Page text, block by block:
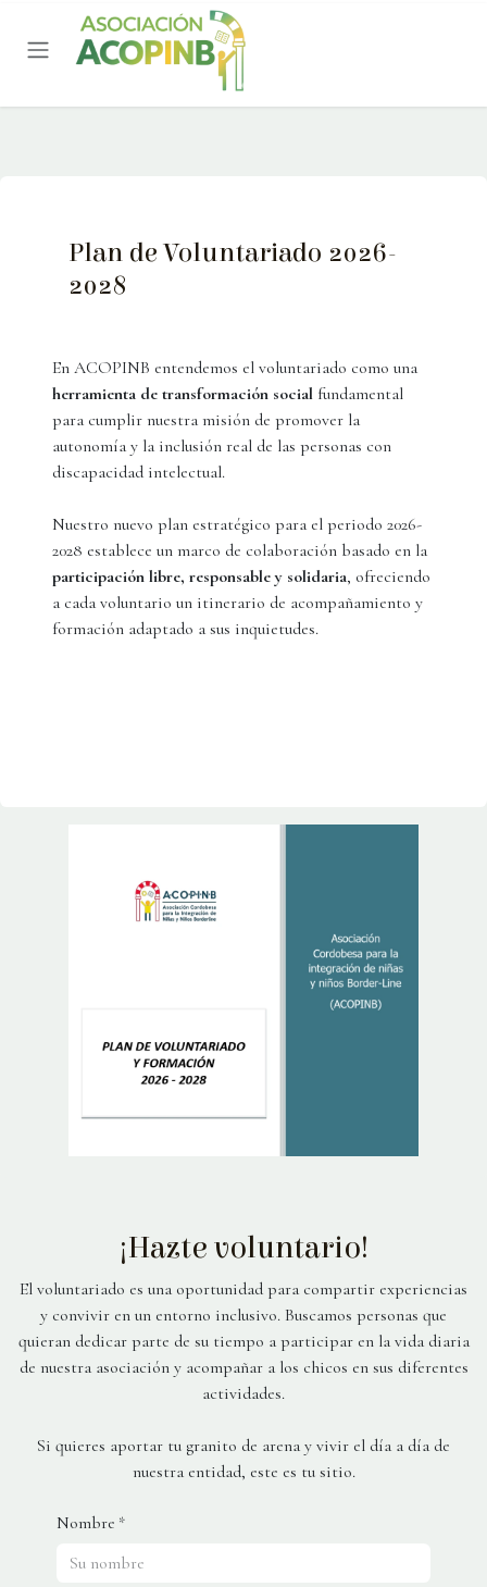
Ir al contenido
Plan de Voluntariado 2026-
2028
En ACOPINB entendemos el voluntariado como una
herramienta de transformación social fundamental
para cumplir nuestra misión de promover la
autonomía y la inclusión real de las personas con
discapacidad intelectual.
Nuestro nuevo plan estratégico para el periodo 2026-
2028 establece un marco de colaboración basado en la
participación libre, responsable y solidaria, ofreciendo
a cada voluntario un itinerario de acompañamiento y
formación adaptado a sus inquietudes.
¡Hazte voluntario!
El voluntariado es una oportunidad para compartir experiencias
y convivir en un entorno inclusivo. Buscamos personas que
quieran dedicar parte de su tiempo a participar en la vida diaria
de nuestra asociación y acompañar a los chicos en sus diferentes
actividades.
Si quieres aportar tu granito de arena y vivir el día a día de
nuestra entidad, este es tu sitio.
Nombre *